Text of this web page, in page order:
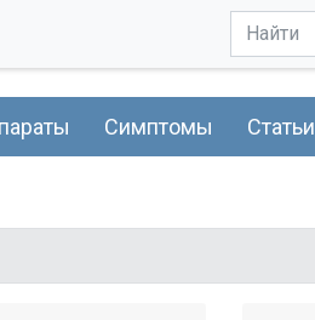
Симптомы Статьи